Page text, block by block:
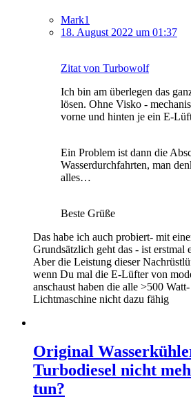
Mark1
18. August 2022 um 01:37
Zitat von Turbowolf
Ich bin am überlegen das
lösen. Ohne Visko -
vorne und hinten je ein E-
Ein Problem ist dann die
Wasserdurchfahrten, man
alles…
Beste Grüße
Das habe ich auch probiert- mit
Grundsätzlich geht das - ist erstmal
Aber die Leistung dieser
wenn Du mal die E-Lüfter von
anschaust haben die alle >500
Lichtmaschine nicht dazu fähig
Original
Turbodiesel nicht
tun?